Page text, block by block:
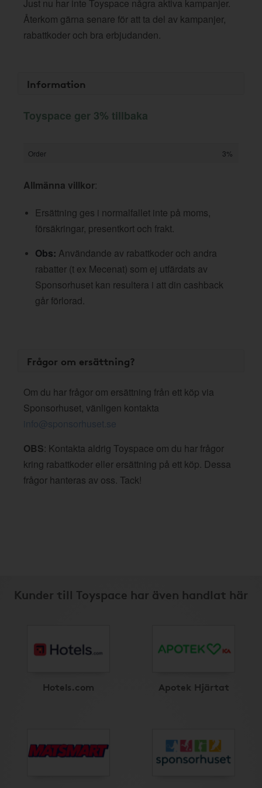
Just nu har inte Toyspace några aktiva kampanjer.
Återkom gärna senare för att ta del av kampanjer,
rabattkoder och bra erbjudanden.
Information
Toyspace ger 3% tillbaka
Order 3%
Allmänna villkor:
Ersättning ges i normalfallet inte på moms,
försäkringar, presentkort och frakt.
Obs: Användande av rabattkoder och andra
rabatter (t ex Mecenat) som ej utfärdats av
Sponsorhuset kan resultera i att din cashback
går förlorad.
Frågor om ersättning?
Om du har frågor om ersättning från ett köp via
Sponsorhuset, vänligen kontakta
info@sponsorhuset.se
OBS: Kontakta aldrig Toyspace om du har frågor
kring rabattkoder eller ersättning på ett köp. Dessa
frågor hanteras av oss. Tack!
Kunder till Toyspace har även handlat här
Hotels.com Apotek Hjärtat